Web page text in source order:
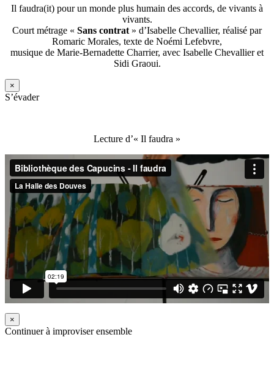
Il faudra(it) pour un monde plus humain des accords, de vivants à
vivants.
Court métrage « Sans contrat » d’Isabelle Chevallier, réalisé par
Romaric Morales, texte de Noémi Lefebvre,
musique de Marie-Bernadette Charrier, avec Isabelle Chevallier et
Sidi Graoui.
×
S’évader
Lecture d’« Il faudra »
×
Continuer à improviser ensemble